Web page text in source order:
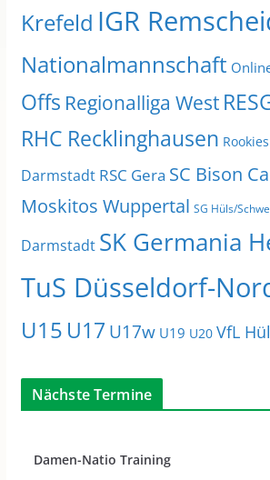
Krefeld IGR
Nationalmannschaft
Offs Regionalliga West
RHC Recklinghausen Rookies
Darmstadt RSC Gera SC Bison
Moskitos Wuppertal SG Hüls/
Darmstadt SK Germania
TuS Düsseldorf-
U15 U17 U17w U19 U20 VfL
Nächste Termine
Damen-Natio Training